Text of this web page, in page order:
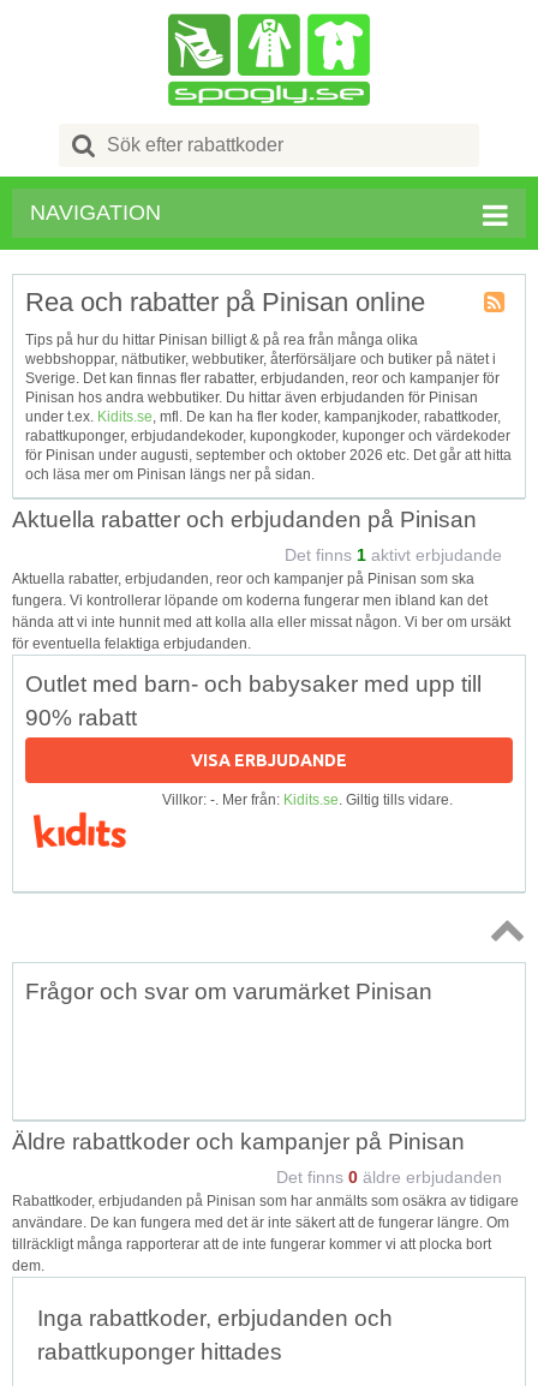
Search
for:
NAVIGATION
Tagg
RSS
Rea och rabatter på Pinisan online
Tips på hur du hittar Pinisan billigt & på rea från många olika
webbshoppar, nätbutiker, webbutiker, återförsäljare och butiker på nätet i
Sverige. Det kan finnas fler rabatter, erbjudanden, reor och kampanjer för
Pinisan hos andra webbutiker. Du hittar även erbjudanden för Pinisan
under t.ex. Kidits.se, mfl. De kan ha fler koder, kampanjkoder, rabattkoder,
rabattkuponger, erbjudandekoder, kupongkoder, kuponger och värdekoder
för Pinisan under augusti, september och oktober 2026 etc. Det går att hitta
och läsa mer om Pinisan längs ner på sidan.
Aktuella rabatter och erbjudanden på Pinisan
Det finns 1 aktivt erbjudande
Aktuella rabatter, erbjudanden, reor och kampanjer på Pinisan som ska
fungera. Vi kontrollerar löpande om koderna fungerar men ibland kan det
hända att vi inte hunnit med att kolla alla eller missat någon. Vi ber om ursäkt
för eventuella felaktiga erbjudanden.
Outlet med barn- och babysaker med upp till
90% rabatt
VISA ERBJUDANDE
Villkor: -. Mer från: Kidits.se. Giltig tills vidare.
Topp
Frågor och svar om varumärket Pinisan
Äldre rabattkoder och kampanjer på Pinisan
Det finns 0 äldre erbjudanden
Rabattkoder, erbjudanden på Pinisan som har anmälts som osäkra av tidigare
användare. De kan fungera med det är inte säkert att de fungerar längre. Om
tillräckligt många rapporterar att de inte fungerar kommer vi att plocka bort
dem.
Inga rabattkoder, erbjudanden och
rabattkuponger hittades